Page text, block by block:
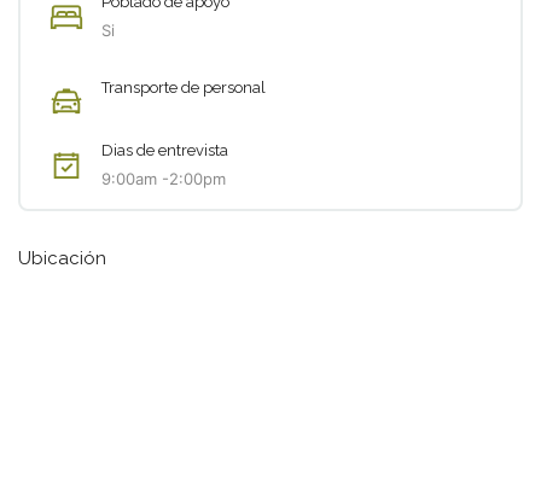
Si
Transporte de personal
Dias de entrevista
9:00am -2:00pm
Ubicación